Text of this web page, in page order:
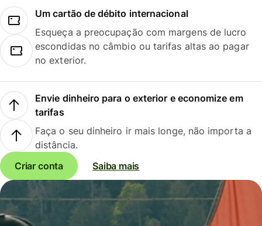
Um cartão de débito internacional
Esqueça a preocupação com margens de lucro
escondidas no câmbio ou tarifas altas ao pagar
no exterior.
Envie dinheiro para o exterior e economize em
tarifas
Faça o seu dinheiro ir mais longe, não importa a
distância.
Criar conta
Saiba mais